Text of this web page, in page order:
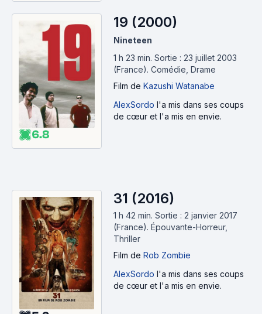
6.8
19 (2000)
Nineteen
1 h 23 min. Sortie : 23 juillet 2003
(France). Comédie, Drame
Film de Kazushi Watanabe
AlexSordo l'a mis dans ses coups
de cœur et l'a mis en envie.
31 (2016)
1 h 42 min. Sortie : 2 janvier 2017
(France). Épouvante-Horreur,
Thriller
Film de Rob Zombie
AlexSordo l'a mis dans ses coups
de cœur et l'a mis en envie.